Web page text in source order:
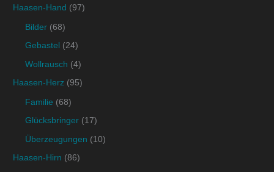
Haasen-Hand (97)
Bilder (68)
Gebastel (24)
Wollrausch (4)
Haasen-Herz (95)
Familie (68)
Glücksbringer (17)
Überzeugungen (10)
Haasen-Hirn (86)